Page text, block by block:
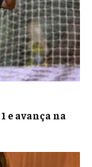
e avança na